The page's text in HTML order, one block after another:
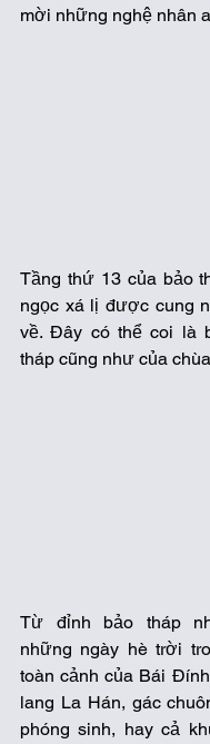
mời những nghệ nhân
Tầng thứ 13 của bảo
ngọc xá lị được cung
về. Đây có thể coi là
tháp cũng như của
Từ đỉnh bảo tháp
những ngày hè trời
toàn cảnh của Bái
lang La Hán, gác
phóng sinh, hay cả